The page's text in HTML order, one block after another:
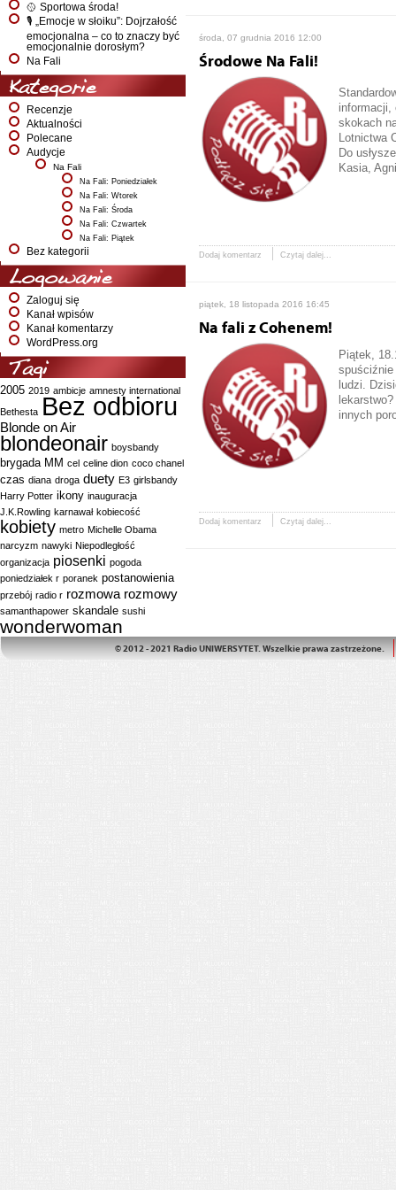
🥎 Sportowa środa!
🎙️ „Emocje w słoiku”: Dojrzałość
emocjonalna – co to znaczy być
emocjonalnie dorosłym?
Na Fali
Kategorie
Recenzje
Aktualności
Polecane
Audycje
Na Fali
Na Fali: Poniedziałek
Na Fali: Wtorek
Na Fali: Środa
Na Fali: Czwartek
Na Fali: Piątek
Bez kategorii
Logowanie
Zaloguj się
Kanał wpisów
Kanał komentarzy
WordPress.org
Tagi
2005 2019 ambicje amnesty international
Bethesta Bez odbioru
Blonde on Air
blondeonair boysbandy
brygada MM cel celine dion coco chanel
czas diana droga duety E3 girlsbandy
Harry Potter ikony inauguracja
J.K.Rowling karnawał kobiecość
kobiety metro Michelle Obama
narcyzm nawyki Niepodległość
organizacja piosenki pogoda
poniedziałek r poranek postanowienia
przebój radio r rozmowa rozmowy
samanthapower skandale sushi
wonderwoman
środa, 07 grudnia 2016 12:00
Środowe Na Fali!
informacji,
skokach
Lotnictwa
Do
Kasia,
Dodaj komentarz Czytaj dalej...
piątek, 18 listopada 2016 16:45
Na fali z Cohenem!
Piątek,
spuściźnie
ludzi.
innych
Dodaj komentarz Czytaj dalej...
© 2012 - 2021 Radio UNIWERSYTET. Wszelkie prawa zastrzeżone.